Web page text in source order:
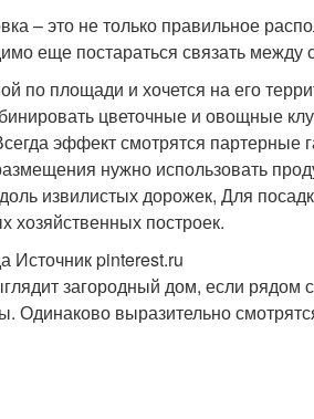
– это не только правильное
еще постараться связать между
по площади и хочется на его
цветочные и овощные
эффект смотрятся
нужно использовать
извилистых дорожек, Для
хозяйственных построек.
Источник pinterest.ru
загородный дом, если
Одинаково выразительно